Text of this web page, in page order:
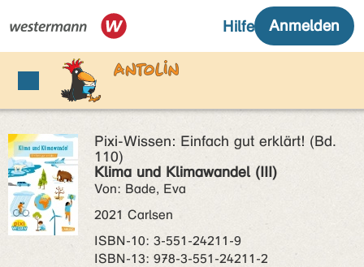
Pixi-Wissen: Einfach gut erklärt! (Bd.
110)
Klima und Klimawandel (III)
Von: Bade, Eva
2021 Carlsen
ISBN‑10: 3-551-24211-9
ISBN‑13: 978-3-551-24211-2